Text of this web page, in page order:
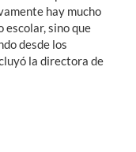
hay mucho
sino que
desde los
la directora de